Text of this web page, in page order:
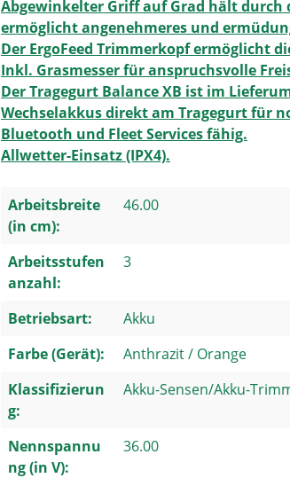
Abgewinkelter Griff auf Grad hält
ermöglicht angenehmeres und
Der ErgoFeed Trimmerkopf ermöglicht
Inkl. Grasmesser für anspruchsvolle
Der Tragegurt Balance XB ist im
Wechselakkus direkt am Tragegurt für
Bluetooth und Fleet Services fähig.
Allwetter-Einsatz (IPX4).
Arbeitsbreite
(in cm):
46.00
Arbeitsstufen
anzahl:
3
Betriebsart:
Akku
Farbe (Gerät):
Anthrazit / Orange
Klassifizierun
g:
Akku-Sensen/Akku-
Nennspannu
ng (in V):
36.00